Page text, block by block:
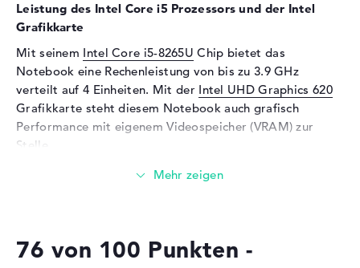
Mikrofon
vorhanden
Sensorauflösung
0,9 MP
Eingabegeräte
Eingabegeräte
Tastatur (Beleuchtet
Touchscreen (Multi-Touch)
802.11n, 802.11ac
Leistung des Intel Core i5 Prozessors und der Intel
Grafikkarte
Mit seinem Intel Core i5-8265U Chip bietet das
Notebook eine Rechenleistung von bis zu 3.9 GHz
verteilt auf 4 Einheiten. Mit der Intel UHD Graphics 620
Grafikkarte steht diesem Notebook auch grafisch
Performance mit eigenem Videospeicher (VRAM) zur
Stelle.
Wieviel Speicher hat das ASUS ZenBook Flip 15
GByte bereit. Dabei wird klassischer DDR4 SDRAM (PC4-
76 von 100 Punkten -